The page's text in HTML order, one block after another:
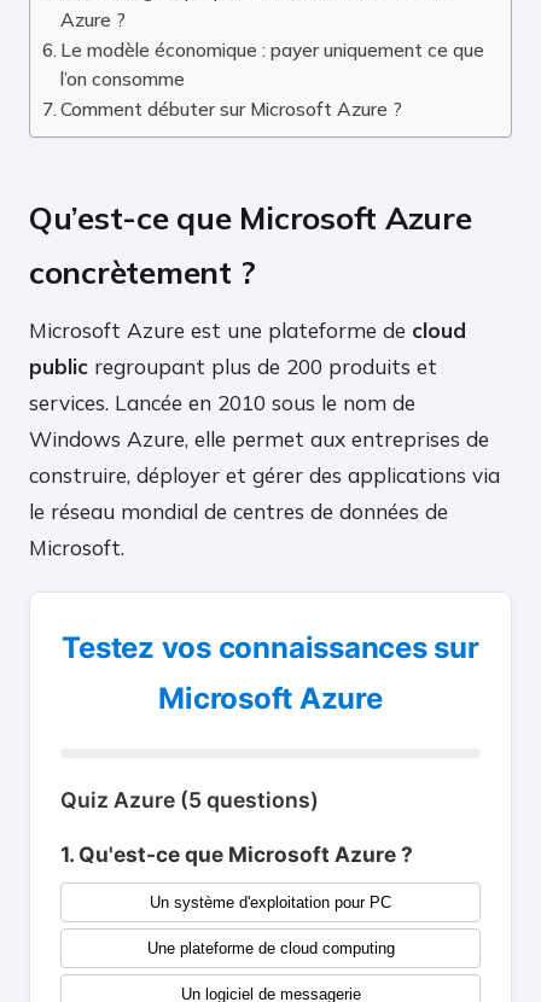
Azure ?
Le modèle économique : payer uniquement ce que
l’on consomme
Comment débuter sur Microsoft Azure ?
Qu’est-ce que Microsoft Azure
concrètement ?
Microsoft Azure est une plateforme de cloud
public regroupant plus de 200 produits et
services. Lancée en 2010 sous le nom de
Windows Azure, elle permet aux entreprises de
construire, déployer et gérer des applications via
le réseau mondial de centres de données de
Microsoft.
Testez vos connaissances sur
Microsoft Azure
Quiz Azure (5 questions)
1. Qu'est-ce que Microsoft Azure ?
Un système d'exploitation pour PC
Une plateforme de cloud computing
Un logiciel de messagerie